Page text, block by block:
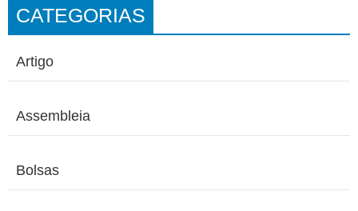
CATEGORIAS
Artigo
Assembleia
Bolsas